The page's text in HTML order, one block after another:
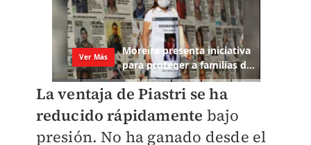
La ventaja de Piastri se ha
reducido rápidamente bajo
presión. No ha ganado desde el